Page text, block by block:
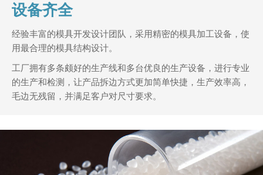
设备齐全
经验丰富的模具开发设计团队，采用精密的模具加工设备，使
用最合理的模具结构设计。
工厂拥有多条颇好的生产线和多台优良的生产设备，进行专业
的生产和检测，让产品拆边方式更加简单快捷，生产效率高，
毛边无残留，并满足客户对尺寸要求。